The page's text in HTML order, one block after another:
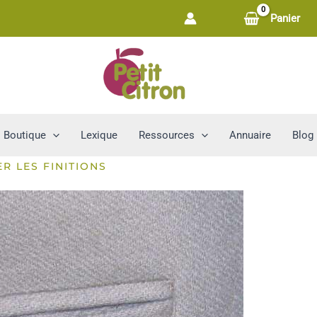
Panier
Boutique Lexique Ressources Annuaire Blog
LES FINITIONS